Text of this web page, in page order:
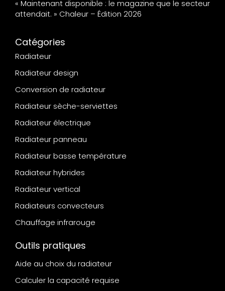
« Maintenant disponible : le magazine que le secteur
attendait. » Chaleur – Édition 2026
Catégories
Radiateur
Radiateur design
Conversion de radiateur
Radiateur sèche-serviettes
Radiateur électrique
Radiateur panneau
Radiateur basse température
Radiateur hybrides
Radiateur vertical
Radiateurs convecteurs
Chauffage infrarouge
Outils pratiques
Aide au choix du radiateur
Calculer la capacité requise